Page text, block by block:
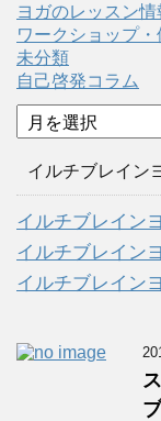
ヨガのレッスン情
ワークショップ・
未分類
自己啓発コラム
ア
ー
イルチブレイン
イルチブレイン
イルチブレイン
イルチブレイン